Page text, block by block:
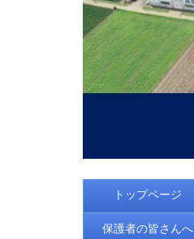
トップページ
保護者の皆さんへ